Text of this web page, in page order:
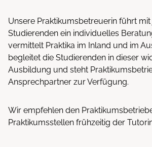
Unsere Praktikumsbetreuerin führt
Studierenden ein individuelles
vermittelt Praktika im Inland und im
begleitet die Studierenden in dieser
Ausbildung und steht
Ansprechpartner zur Verfügung.
Wir empfehlen den
Praktikumsstellen frühzeitig der